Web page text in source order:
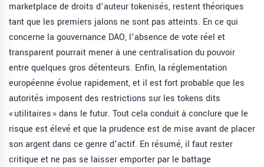
marketplace de droits d’auteur tokenisés, restent théoriques
tant que les premiers jalons ne sont pas atteints. En ce qui
concerne la gouvernance DAO, l’absence de vote réel et
transparent pourrait mener à une centralisation du pouvoir
entre quelques gros détenteurs. Enfin, la réglementation
européenne évolue rapidement, et il est fort probable que les
autorités imposent des restrictions sur les tokens dits
« utilitaires » dans le futur. Tout cela conduit à conclure que le
risque est élevé et que la prudence est de mise avant de placer
son argent dans ce genre d’actif. En résumé, il faut rester
critique et ne pas se laisser emporter par le battage